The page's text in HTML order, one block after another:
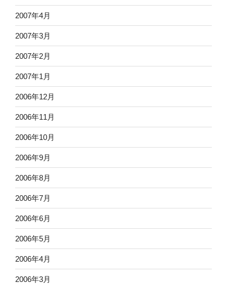
2007年4月
2007年3月
2007年2月
2007年1月
2006年12月
2006年11月
2006年10月
2006年9月
2006年8月
2006年7月
2006年6月
2006年5月
2006年4月
2006年3月